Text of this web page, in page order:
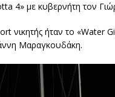
4» με κυβερνήτη τον
νικητής ήταν το «Water
Μαραγκουδάκη.